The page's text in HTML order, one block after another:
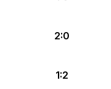
2:0
1:2